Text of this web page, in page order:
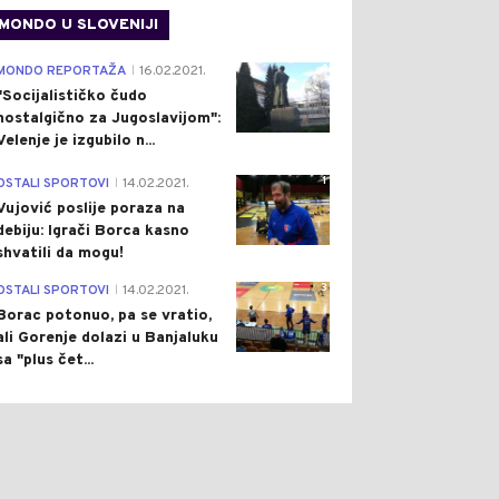
MONDO U SLOVENIJI
4
REPORTAŽA 16.02.2021.
čudo
za Jugoslavijom":
je izgubilo n...
1
SPORTOVI 14.02.2021.
poslije poraza na
Igrači Borca kasno
da mogu!
3
SPORTOVI 14.02.2021.
potonuo, pa se vratio,
Gorenje dolazi u Banjaluku
"plus čet...